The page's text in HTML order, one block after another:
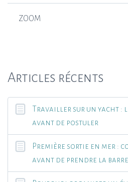
ZOOM
Articles récents
Travailler sur un yacht :
avant de postuler
Première sortie en mer :
avant de prendre la barre